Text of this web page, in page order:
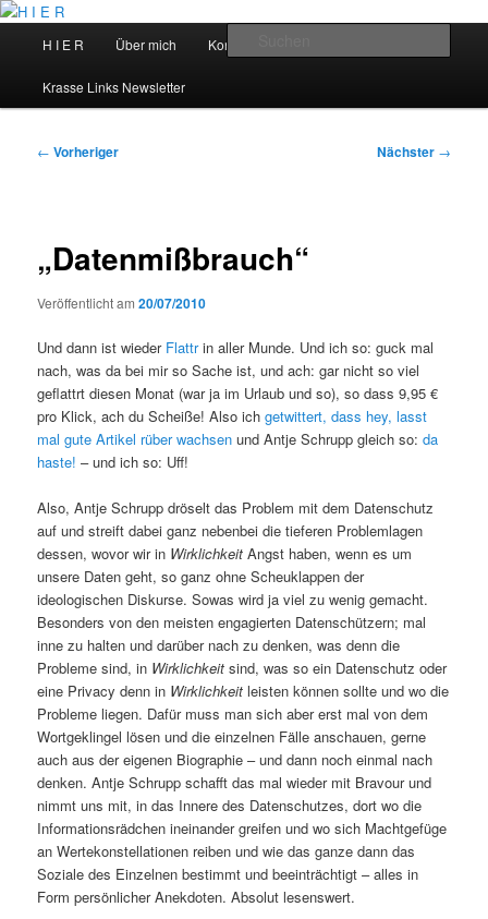
Zum
springenH I E R
H I E R Über mich Kontakt
Krasse Links Newsletter
Beitragsnavigation
← Vorheriger Nächster →
„Datenmißbrauch“
Veröffentlicht am20/07/2010
Und dann ist wieder Flattrin aller Munde. Und ich so: guck mal
nach, was da bei mir so Sache ist, und ach: gar nicht so viel
geflattrt diesen Monat (war ja im Urlaub und so), so dass 9,95 €
pro Klick, ach du Scheiße! Also ichgetwittert, dass hey, lasst
mal gute Artikel rüber wachsen und Antje Schrupp gleich so:da
haste! – und ich so: Uff!
Also, Antje Schrupp dröselt das Problem mit dem Datenschutz
auf und streift dabei ganz nebenbei die tieferen Problemlagen
dessen, wovor wir in Wirklichkeit Angst haben, wenn es um
unsere Daten geht, so ganz ohne Scheuklappen der
ideologischen Diskurse. Sowas wird ja viel zu wenig gemacht.
Besonders von den meisten engagierten Datenschützern; mal
inne zu halten und darüber nach zu denken, was denn die
Probleme sind, in Wirklichkeit sind, was so ein Datenschutz oder
eine Privacy denn in Wirklichkeit leisten können sollte und wo die
Probleme liegen. Dafür muss man sich aber erst mal von dem
Wortgeklingel lösen und die einzelnen Fälle anschauen, gerne
auch aus der eigenen Biographie – und dann noch einmal nach
denken. Antje Schrupp schafft das mal wieder mit Bravour und
nimmt uns mit, in das Innere des Datenschutzes, dort wo die
Informationsrädchen ineinander greifen und wo sich Machtgefüge
an Wertekonstellationen reiben und wie das ganze dann das
Soziale des Einzelnen bestimmt und beeinträchtigt – alles in
Form persönlicher Anekdoten. Absolut lesenswert.